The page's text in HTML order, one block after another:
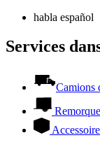
habla español
Services
Camions